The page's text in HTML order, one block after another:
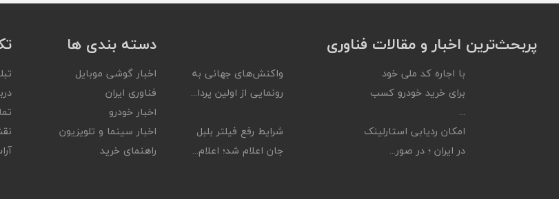
پربحث‌ترین اخبار و مقالات فناوری
با اجاره کد ملی خود
برای خرید خودرو کسب
...
واکنش‌های جهانی به
رونمایی از اولین پردا...
امکان ردیابی استارلینک
در ایران ؛ در صور...
شرایط رفع فیلتر بلبل
جان اعلام شد؛ اعلام...
دسته بندی ها
اخبار گوشی موبایل
فناوری ایران
اخبار خودرو
اخبار سینما و تلویزیون
راهنمای خرید